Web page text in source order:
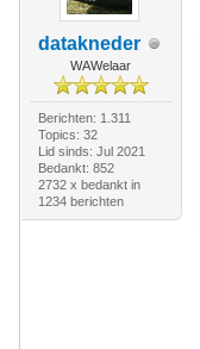
datakneder
WAWelaar
Berichten: 1.311
Topics: 32
Lid sinds: Jul 2021
Bedankt: 852
2732 x bedankt in
1234 berichten